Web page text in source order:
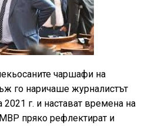
чаршафи на
го наричаше журналистът
г. и настават времена на
пряко рефлектират и